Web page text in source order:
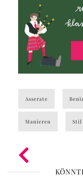
Asserate
Manieren Stil